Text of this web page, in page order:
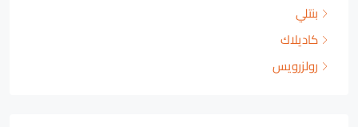
بنتلي
كاديلاك
رولزرويس